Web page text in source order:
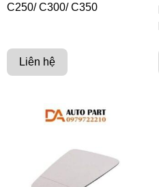
C250/ C300/ C350
Liên hệ